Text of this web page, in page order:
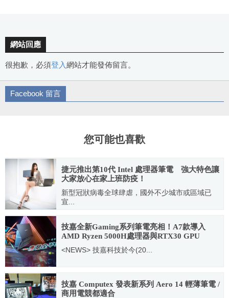
網站回應
很抱歉，必須登入網站才能發佈留言。
Facebook 留言
您可能也喜歡
捷元推出第10代 Intel 處理器筆電 強大特色讓
大家放心在家上班防疫！
新型冠狀病毒全球肆虐，國外不少城市或區域已
宣...
2020.04.16
技嘉全新Gaming系列筆電亮相！A7款導入
AMD Ryzen 5000H處理器與RTX30 GPU
<NEWS> 技嘉科技於今(20...
2021.07.15
技嘉 Computex 發表新系列 Aero 14 輕薄筆電 /
商用電競都適合